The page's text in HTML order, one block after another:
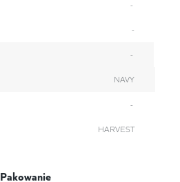
-
-
-
NAVY
-
HARVEST
Pakowanie